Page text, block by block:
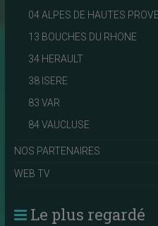
04 ALPES DE HAUTES
13 BOUCHES DU RHONE
34 HERAULT
38 ISERE
83 VAR
84 VAUCLUSE
NOS PARTENAIRES
WEB TV
Le plus regardé